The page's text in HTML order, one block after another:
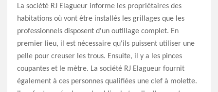
La société RJ Elagueur informe les propriétaires des
habitations où vont être installés les grillages que les
professionnels disposent d'un outillage complet. En
premier lieu, il est nécessaire qu'ils puissent utiliser une
pelle pour creuser les trous. Ensuite, il y a les pinces
coupantes et le mètre. La société RJ Elagueur fournit
également à ces personnes qualifiées une clef à molette.